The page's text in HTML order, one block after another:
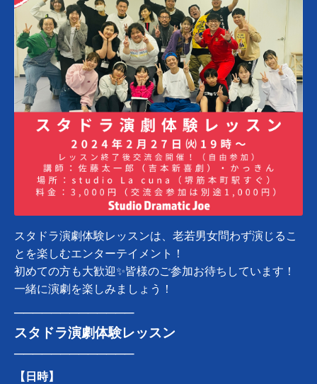
スタドラ演劇体験レッスンは、 老若男女問わず演じるこ
とを楽しむエンターテイメント！
初めての方も大歓迎✨皆様のご参加お待ちしています！
一緒に演劇を楽しみましょう！
─────────────
スタドラ演劇体験レッスン
─────────────
【日時】